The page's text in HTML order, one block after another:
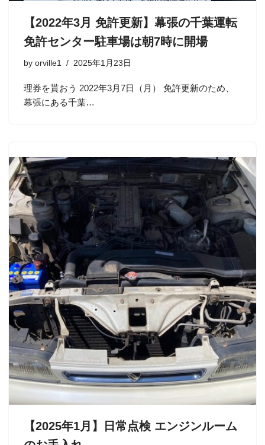
【2022年3月 免許更新】幕張の千葉運転
免許センター駐車場は朝7時に開場
by orville1 2025年1月23日
理券を貰おう 2022年3月7日（月） 免許更新のため、
幕張にある千葉…
【2025年1月】日常点検 エンジンルーム